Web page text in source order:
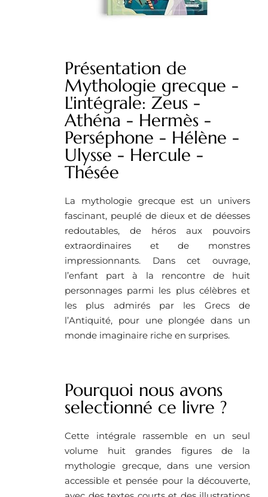
Présentation de
Mythologie grecque -
L'intégrale: Zeus -
Athéna - Hermès -
Perséphone - Hélène -
Ulysse - Hercule -
Thésée
La mythologie grecque est un univers
fascinant, peuplé de dieux et de déesses
redoutables, de héros aux pouvoirs
extraordinaires et de monstres
impressionnants. Dans cet ouvrage,
l’enfant part à la rencontre de huit
personnages parmi les plus célèbres et
les plus admirés par les Grecs de
l’Antiquité, pour une plongée dans un
monde imaginaire riche en surprises.
Pourquoi nous avons
selectionné ce livre ?
Cette intégrale rassemble en un seul
volume huit grandes figures de la
mythologie grecque, dans une version
accessible et pensée pour la découverte,